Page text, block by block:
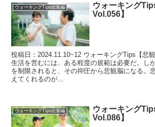
ウォーキングTips総集編
ウォーキング
Vol.056】
投稿日：2024.11.10~12 ウォーキングTips【悲
生活を営むには、ある程度の規範は必要だ。し
を制限されると、その抑圧から悲観脳になる。
えてくれるのが...
ウォーキングTips総集編
ウォーキング
Vol.086】